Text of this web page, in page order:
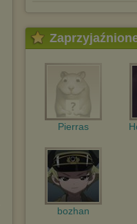
Pierras
bozhan